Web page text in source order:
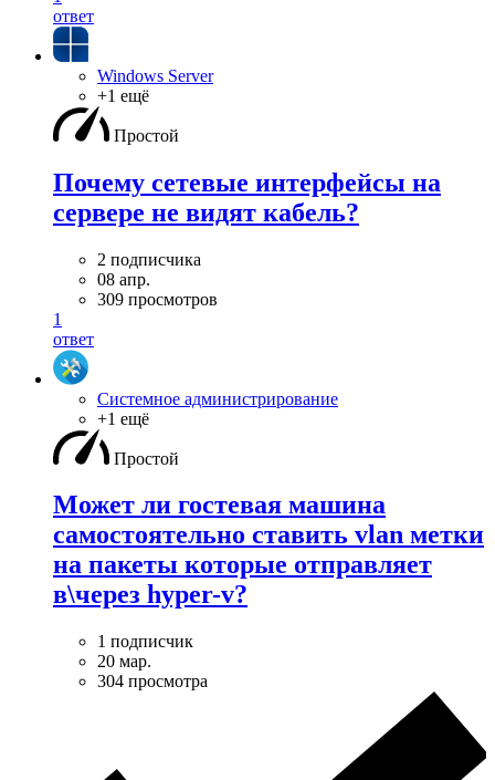
ответ
Windows Server
+1 ещё
Простой
Почему сетевые интерфейсы на
сервере не видят кабель?
2 подписчика
08 апр.
309 просмотров
1
ответ
Системное администрирование
+1 ещё
Простой
Может ли гостевая машина
самостоятельно ставить vlan метки
на пакеты которые отправляет
в\через hyper-v?
1 подписчик
20 мар.
304 просмотра